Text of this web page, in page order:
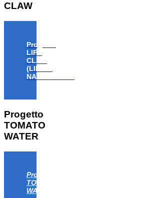
CLAW
Progetto
LIFE
CLAW
(LIFE18
NAT/IT/000806)
Progetto
TOMATO
WATER
Progetto
TOMATO
WATER